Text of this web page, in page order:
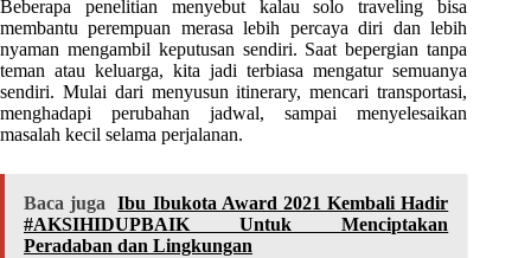
Beberapa penelitian menyebut kalau solo traveling bisa
membantu perempuan merasa lebih percaya diri dan lebih
nyaman mengambil keputusan sendiri. Saat bepergian tanpa
teman atau keluarga, kita jadi terbiasa mengatur semuanya
sendiri. Mulai dari menyusun itinerary, mencari transportasi,
menghadapi perubahan jadwal, sampai menyelesaikan
masalah kecil selama perjalanan.
Baca juga
Ibu Ibukota Award 2021 Kembali Hadir
#AKSIHIDUPBAIK Untuk Menciptakan
Peradaban dan Lingkungan